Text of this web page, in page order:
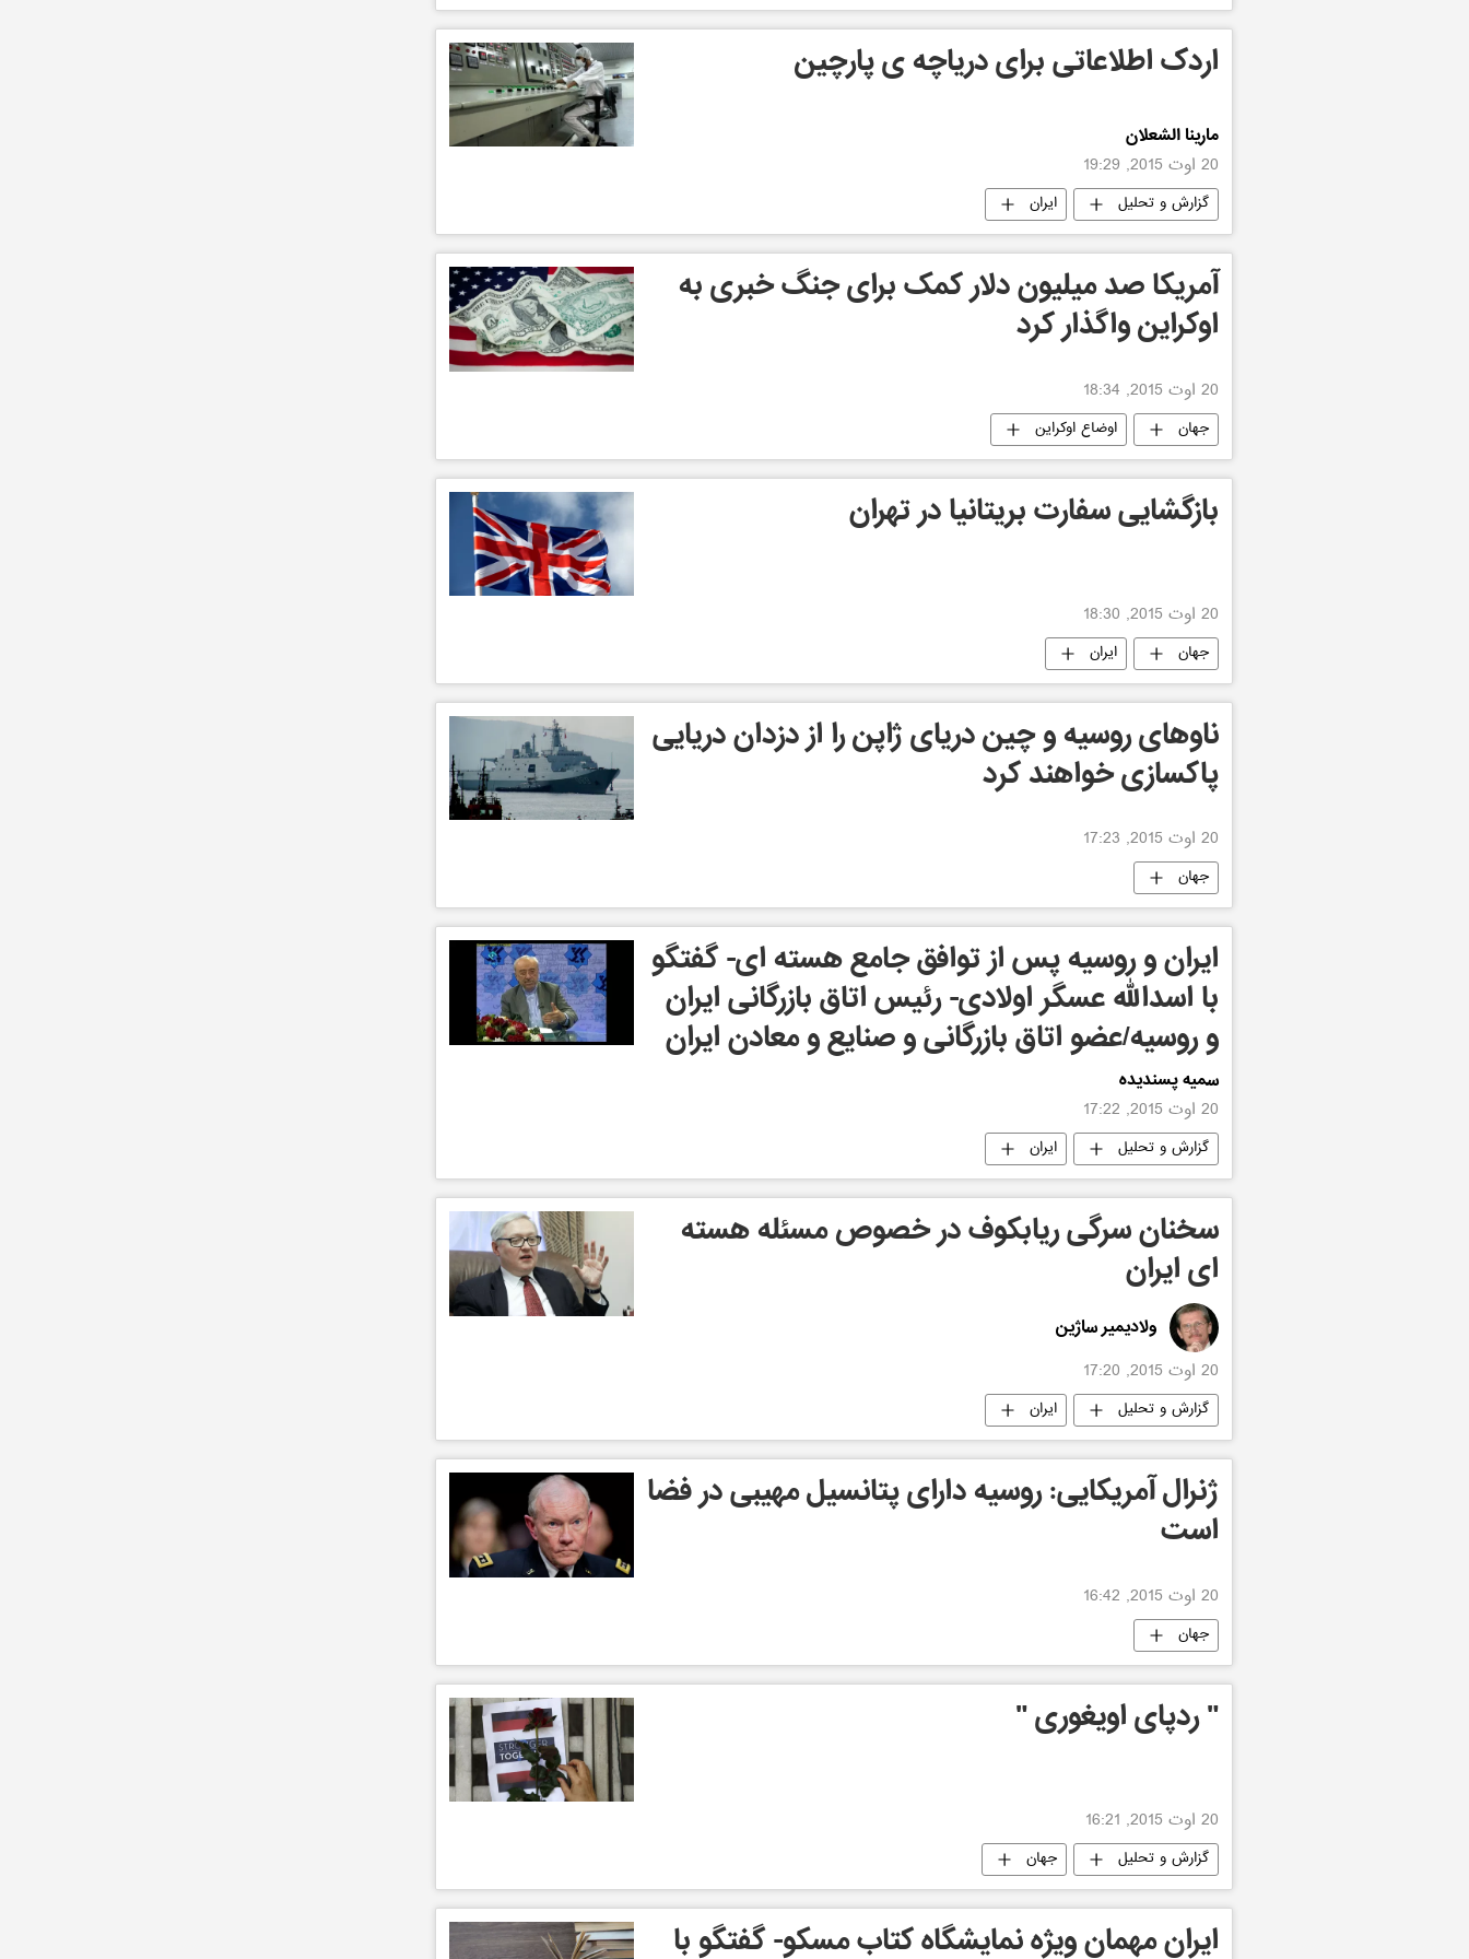
اردک اطلاعاتی برای دریاچه ی پارچین
مارینا الشعلان
20 اوت 2015, 19:29
گزارش و تحلیل ایران
آمریکا صد میلیون دلار کمک برای جنگ خبری به
اوکراین واگذار کرد
20 اوت 2015, 18:34
جهان اوضاع اوکراین
بازگشایی سفارت بریتانیا در تهران
20 اوت 2015, 18:30
جهان ایران
ناوهای روسیه و چین دریای ژاپن را از دزدان دریایی
پاکسازی خواهند کرد
20 اوت 2015, 17:23
جهان
ایران و روسیه پس از توافق جامع هسته ای- گفتگو
با اسدالله عسگر اولادی- رئیس اتاق بازرگانی ایران
و روسیه/عضو اتاق بازرگانی و صنایع و معادن ایران
سمیه پسندیده
20 اوت 2015, 17:22
گزارش و تحلیل ایران
سخنان سرگی ریابکوف در خصوص مسئله هسته
ای ایران
ولادیمیر ساژین
20 اوت 2015, 17:20
گزارش و تحلیل ایران
ژنرال آمریکایی: روسیه دارای پتانسیل مهیبی در فضا
است
20 اوت 2015, 16:42
جهان
" ردپای اویغوری "
20 اوت 2015, 16:21
گزارش و تحلیل جهان
ایران مهمان ویژه نمایشگاه کتاب مسکو- گفتگو با